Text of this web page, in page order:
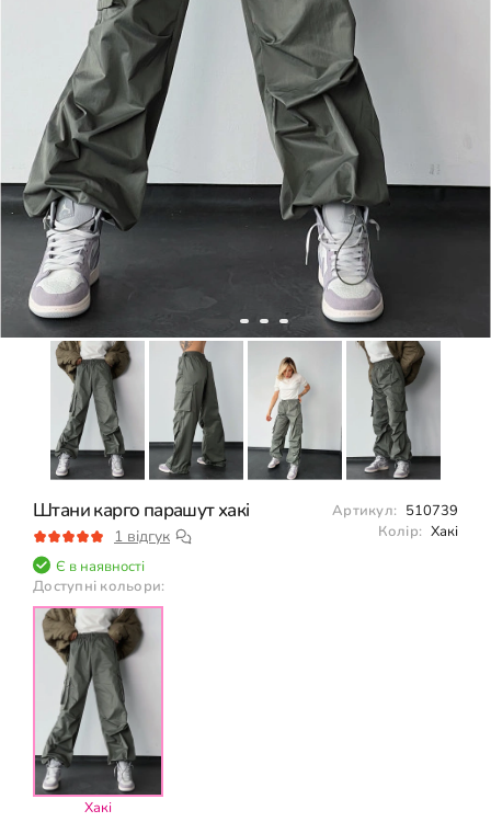
Штани карго парашут хакі
1 відгук
Артикул: 510739
Колір: Хакі
Є в наявності
Доступні кольори:
Хакі